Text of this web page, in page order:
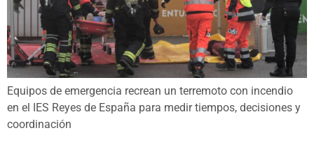
Equipos de emergencia recrean un terremoto con incendio
en el IES Reyes de España para medir tiempos, decisiones y
coordinación